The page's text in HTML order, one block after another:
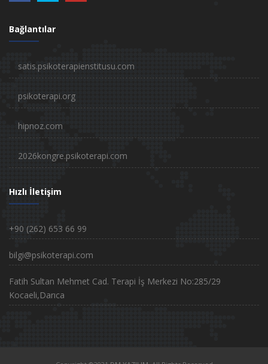
Bağlantılar
satis.psikoterapienstitusu.com
psikoterapi.org
hipnoz.com
2026kongre.psikoterapi.com
Hızlı İletişim
+90 (262) 653 66 99
bilgi@psikoterapi.com
Fatih Sultan Mehmet Cad. Terapi İş Merkezi No:285/29
Kocaeli,Darıca